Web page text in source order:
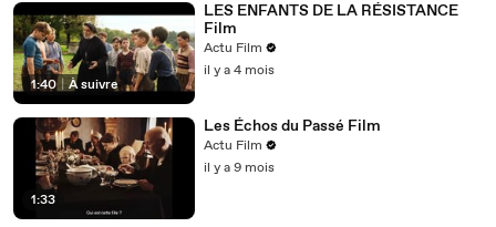
1:40 | À suivre
LES ENFANTS DE LA RÉSISTANCE
Film
Actu Film
il y a 4 mois
1:33
Les Échos du Passé Film
Actu Film
il y a 9 mois